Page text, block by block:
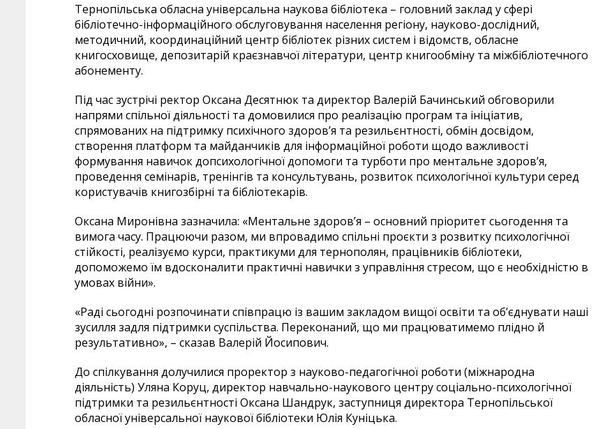
Тернопільська обласна універсальна наукова бібліотека – головний заклад у сфері
бібліотечно-інформаційного обслуговування населення регіону, науково-дослідний,
методичний, координаційний центр бібліотек різних систем і відомств, обласне
книгосховище, депозитарій краєзнавчої літератури, центр книгообміну та міжбібліотечного
абонементу.
Під час зустрічі ректор Оксана Десятнюк та директор Валерій Бачинський обговорили
напрями спільної діяльності та домовилися про реалізацію програм та ініціатив,
спрямованих на підтримку психічного здоров’я та резильєнтності, обмін досвідом,
створення платформ та майданчиків для інформаційної роботи щодо важливості
формування навичок допсихологічної допомоги та турботи про ментальне здоров’я,
проведення семінарів, тренінгів та консультувань, розвиток психологічної культури серед
користувачів книгозбірні та бібліотекарів.
Оксана Миронівна зазначила: «Ментальне здоров’я – основний пріоритет сьогодення та
вимога часу. Працюючи разом, ми впровадимо спільні проєкти з розвитку психологічної
стійкості, реалізуємо курси, практикуми для тернополян, працівників бібліотеки,
допоможемо їм вдосконалити практичні навички з управління стресом, що є необхідністю в
умовах війни».
«Раді сьогодні розпочинати співпрацю із вашим закладом вищої освіти та об’єднувати наші
зусилля задля підтримки суспільства. Переконаний, що ми працюватимемо плідно й
результативно», – сказав Валерій Йосипович.
До спілкування долучилися проректор з науково-педагогічної роботи (міжнародна
діяльність) Уляна Коруц, директор навчально-наукового центру соціально-психологічної
підтримки та резильєнтності Оксана Шандрук, заступниця директора Тернопільської
обласної універсальної наукової бібліотеки Юлія Куніцька.